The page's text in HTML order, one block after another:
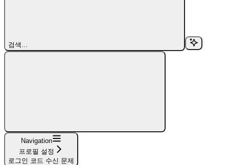
검색...
Navigation
프로필 설정
로그인 코드 수신 문제